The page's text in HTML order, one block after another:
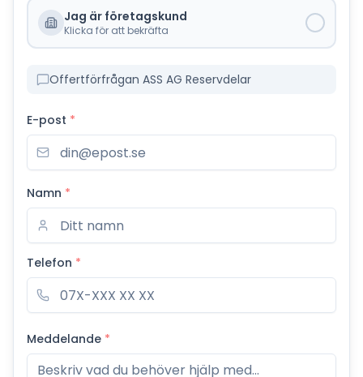
Jag är företagskund
Klicka för att bekräfta
Offertförfrågan ASS AG Reservdelar
E-post *
Namn *
Telefon *
Meddelande *